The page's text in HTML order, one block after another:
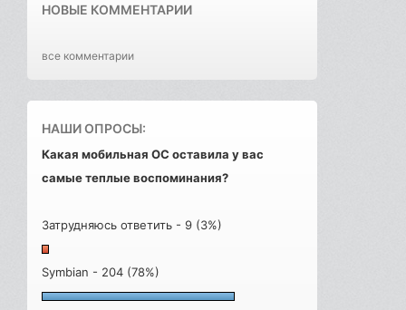
НОВЫЕ КОММЕНТАРИИ
все комментарии
НАШИ ОПРОСЫ:
Какая мобильная ОС оставила у вас
самые теплые воспоминания?
Затрудняюсь ответить - 9 (3%)
Symbian - 204 (78%)